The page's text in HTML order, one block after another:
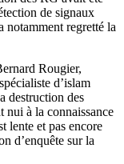
de signaux
notamment regretté la
Rougier,
d’islam
destruction des
nui à la connaissance
lente et pas encore
d’enquête sur la